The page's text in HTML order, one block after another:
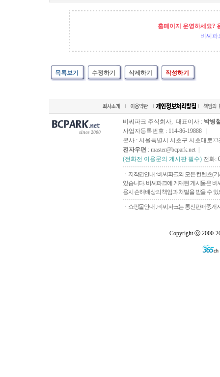
홈페이지 운영하세요?
비씨파
목록보기 수정하기 삭제하기 작성하기
since 2000
비씨파크 주식회사, 대표이사 : 박병
사업자등록번호 : 114-86-19888 |
본사 : 서울특별시 서초구 서초대로73
전자우편 : master@bcpark.net |
(전화전 이용문의 게시판 필수) 전화:
ㆍ저작권안내 : 비씨파크의 모든 컨텐츠(
있습니다. 비씨파크에 게재된 게시물은
용시 손해배상의 책임과 처벌을 받을 수
ㆍ쇼핑몰안내 : 비씨파크는 통신판매중개
Copyright ⓒ 2000-